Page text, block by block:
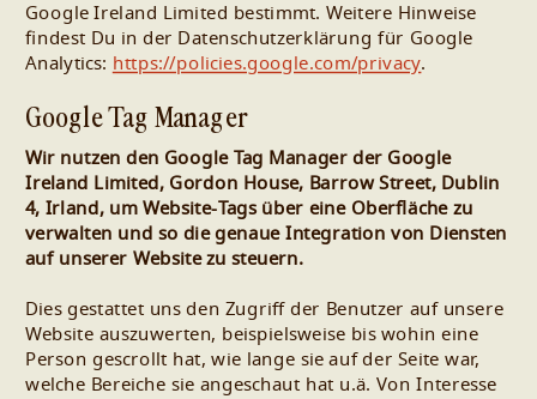
Google Ireland Limited bestimmt. Weitere Hinweise
findest Du in der Datenschutzerklärung für Google
Analytics: https://policies.google.com/privacy.
Google Tag Manager
Wir nutzen den Google Tag Manager der Google
Ireland Limited, Gordon House, Barrow Street, Dublin
4, Irland, um Website-Tags über eine Oberfläche zu
verwalten und so die genaue Integration von Diensten
auf unserer Website zu steuern.
Dies gestattet uns den Zugriff der Benutzer auf unsere
Website auszuwerten, beispielsweise bis wohin eine
Person gescrollt hat, wie lange sie auf der Seite war,
welche Bereiche sie angeschaut hat u.ä. Von Interesse